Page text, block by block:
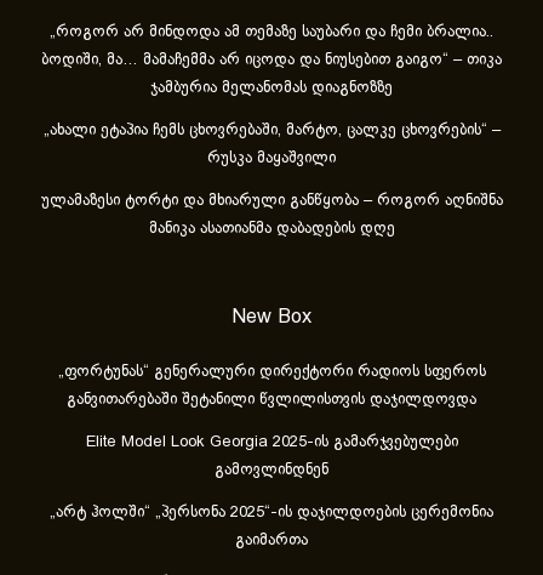
„როგორ არ მინდოდა ამ თემაზე საუბარი და ჩემი ბრალია..
ბოდიში, მა… მამაჩემმა არ იცოდა და ნიუსებით გაიგო“ – თიკა
ჯამბურია მელანომას დიაგნოზზე
„ახა­ლი ეტა­პია ჩემს ცხოვ­რე­ბა­ში, მარ­ტო, ცალ­კე ცხოვ­რე­ბის“ –
რუსკა მაყაშვილი
ულამაზესი ტორტი და მხიარული განწყობა – როგორ აღნიშნა
მანიკა ასათიანმა დაბადების დღე
New Box
„ფორტუნას“ გენერალური დირექტორი რადიოს სფეროს
განვითარებაში შეტანილი წვლილისთვის დაჯილდოვდა
Elite Model Look Georgia 2025-ის გამარჯვებულები
გამოვლინდნენ
„არტ ჰოლში“ „პერსონა 2025“-ის დაჯილდოების ცერემონია
გაიმართა